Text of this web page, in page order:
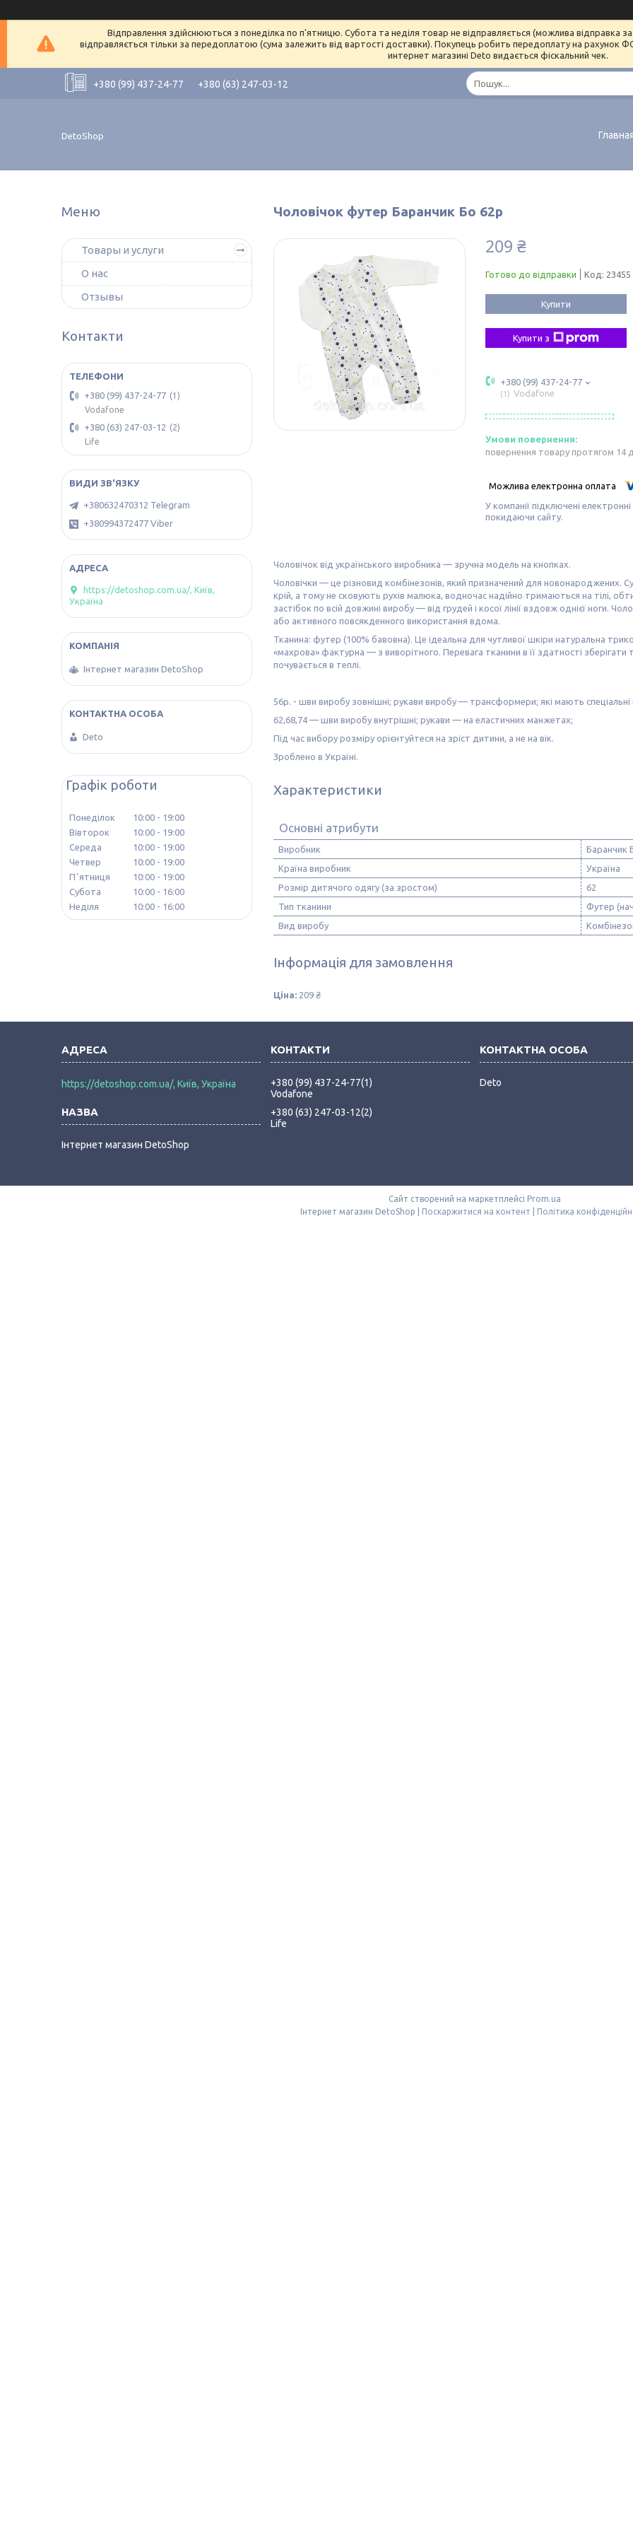
Відправлення здійснюються з понеділка по п'ятницю. Субота та неділя товар не відправляється (можлива відправка
відправляється тільки за передоплатою (сума залежить від вартості доставки). Покупець робить передоплату на рахунок
интернет магазині Deto видається фіскальний чек.
+380 (99) 437-24-77 +380 (63) 247-03-12
DetoShop
Чоловічок футер Баранчик Бо 62р
209 ₴
Готово до відправки Код: 23455
Купити
Купити з
+380 (99) 437-24-77
1 Vodafone
повернення товару протягом 14
У компанії підключені
покидаючи сайту.
Чоловічок від українського виробника — зручна модель на кнопках.
Чоловічки — це різновид комбінезонів, який призначений для новонароджених.
крій, а тому не сковують рухів малюка, водночас надійно тримаються на тілі,
застібок по всій довжині виробу — від грудей і косої лінії вздовж однієї ноги.
або активного повсякденного використання вдома.
Тканина: футер (100% бавовна). Це ідеальна для чутливої шкіри натуральна
«махрова» фактурна — з виворітного. Перевага тканини в її здатності
почувається в теплі.
56р. - шви виробу зовнішні; рукави виробу — трансформери; які мають
62,68,74 — шви виробу внутрішні; рукави — на еластичних манжетах;
Під час вибору розміру орієнтуйтеся на зріст дитини, а не на вік.
Зроблено в Україні.
Характеристики
Основні атрибути
Виробник
Баранчик
Країна виробник
Україна
Розмір дитячого одягу (за зростом)
62
Тип тканини
Футер
Вид виробу
Інформація для замовлення
Ціна: 209 ₴
Товары и услуги
О нас
Отзывы
Контакти
+380 (99) 437-24-77
1
Vodafone
+380 (63) 247-03-12
2
Life
+380632470312 Telegram
+380994372477 Viber
https://detoshop.com.ua/, Київ,
Україна
Інтернет магазин DetoShop
Deto
Графік роботи
Понеділок 10:00
19:00
Вівторок
10:00
19:00
Середа
10:00
19:00
Четвер
10:00
19:00
Пʼятниця
10:00
19:00
Субота
10:00
16:00
Неділя
10:00 16:00
https://detoshop.com.ua/, Київ, Україна
Інтернет магазин DetoShop
+380 (99) 437-24-77 1
Vodafone
+380 (63) 247-03-12 2
Life
Deto
Сайт створений на маркетплейсі Prom.ua
Поскаржитися на контент Політика